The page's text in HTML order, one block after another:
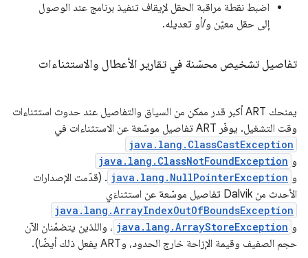
اضبط نقطة مراقبة الحقل لإيقاف تنفيذ برنامج عند الوصول
إلى حقل معيّن و/أو تعديله.
تفاصيل تشخيص محسّنة في تقارير الأعطال والاستثناءات
يمنحك ART أكبر قدر ممكن من السياق والتفاصيل عند حدوث استثناءات
وقت التشغيل. يوفّر ART تفاصيل موسّعة عن الاستثناءات في
java.lang.ClassCastException
و java.lang.ClassNotFoundException
و java.lang.NullPointerException . (قدّمت الإصدارات
الأحدث من Dalvik تفاصيل موسّعة عن استثناءَي
java.lang.ArrayIndexOutOfBoundsException
و java.lang.ArrayStoreException ، واللذين يتضمّنان الآن
حجم الصفيف وقيمة الإزاحة خارج الحدود، وART يفعل ذلك أيضًا).